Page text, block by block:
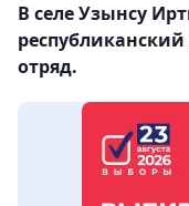
В селе Узынсу
отряд.